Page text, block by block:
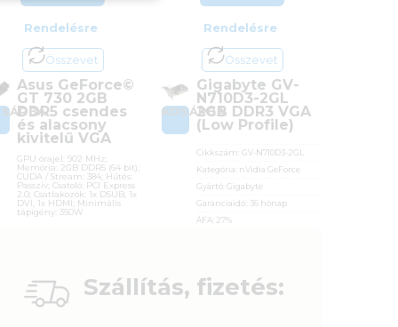
Rendelésre
Összevet
Asus GeForce©
GT 730 2GB
DDR5 csendes
és alacsony
kivitelű VGA
GPU órajel: 902 MHz;
Memória: 2GB DDR5 (64 bit);
CUDA / Stream: 384; Hűtés:
Passzív; Csatoló: PCI Express
2.0; Csatlakozók: 1x DSUB, 1x
DVI, 1x HDMI; Minimális
tápigény: 350W
Garanciaidő:
36 hónap
ÁFA:27%
Rendelésre
Összevet
KOSÁRBA
Gigabyte GV-
N710D3-2GL
2GB DDR3 VGA
(Low Profile)
Cikkszám: GV-N710D3-2GL
Kategória: nVidia GeForce
Gyártó: Gigabyte
Garanciaidő: 36 hónap
ÁFA: 27%
Szállítás, fizetés: